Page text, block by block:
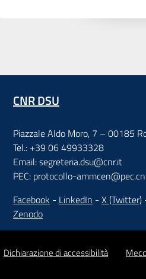
CNR DSU
Piazzale Aldo Moro, 7 – 00185
Tel.: +39 06 49933328
Email: segreteria.dsu@cnr.it
PEC: protocollo-
Facebook - LinkedIn - X (Twitter)
Zenodo
Dichiarazione di accessibilità